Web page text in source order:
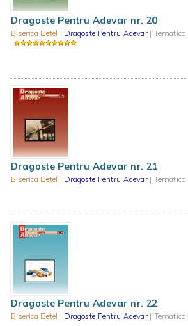
Dragoste Pentru Adevar nr. 20
Biserica Betel | Dragoste Pentru Adevar | Tematica:
Dragoste Pentru Adevar nr. 21
Biserica Betel | Dragoste Pentru Adevar | Tematica:
Dragoste Pentru Adevar nr. 22
Biserica Betel | Dragoste Pentru Adevar | Tematica: